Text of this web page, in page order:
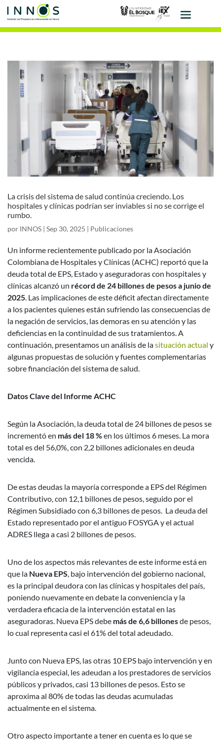
La crisis del sistema de salud continúa creciendo. Los
hospitales y clínicas podrían ser inviables si no se corrige el
rumbo.
por INNOS | Sep 30, 2025 | Publicaciones
Un informe recientemente publicado por la Asociación
Colombiana de Hospitales y Clínicas (ACHC) reportó que la
deuda total de EPS, Estado y aseguradoras con hospitales y
clínicas alcanzó un récord de 24 billones de pesos a junio de
2025. Las implicaciones de este déficit afectan directamente
a los pacientes quienes están sufriendo las consecuencias de
la negación de servicios, las demoras en su atención y las
deficiencias en la continuidad de sus tratamientos. A
continuación, presentamos un análisis de lasituación actual y
algunas propuestas de solución y fuentes complementarias
sobre financiación del sistema de salud.
Datos Clave del Informe ACHC
Según la Asociación, la deuda total de 24 billones de pesos se
incrementó en más del 18 %en los últimos 6 meses. La mora
total es del 56,0%, con 2,2 billones adicionales en deuda
vencida.
De estas deudas la mayoría corresponde a EPS del Régimen
Contributivo, con 12,1 billones de pesos, seguido por el
Régimen Subsidiado con 6,3 billones de pesos. La deuda del
Estado representado por el antiguo FOSYGA y el actual
ADRES llega a casi 2 billones de pesos.
Uno de los aspectos más relevantes de este informe está en
que la Nueva EPS, bajo intervención del gobierno nacional,
es la principal deudora con las clínicas y hospitales del país,
poniendo nuevamente en debate la conveniencia y la
verdadera eficacia de la intervención estatal en las
aseguradoras. Nueva EPS debe más de 6,6 billonesde pesos,
lo cual representa casi el 61% del total adeudado.
Junto con Nueva EPS, las otras 10 EPS bajo intervención y en
vigilancia especial, les adeudan a los prestadores de servicios
públicos y privados, casi 13 billones de pesos. Esto se
aproxima al 80% de todas las deudas acumuladas
actualmente en el sistema.
Otro aspecto importante a tener en cuenta es lo que se